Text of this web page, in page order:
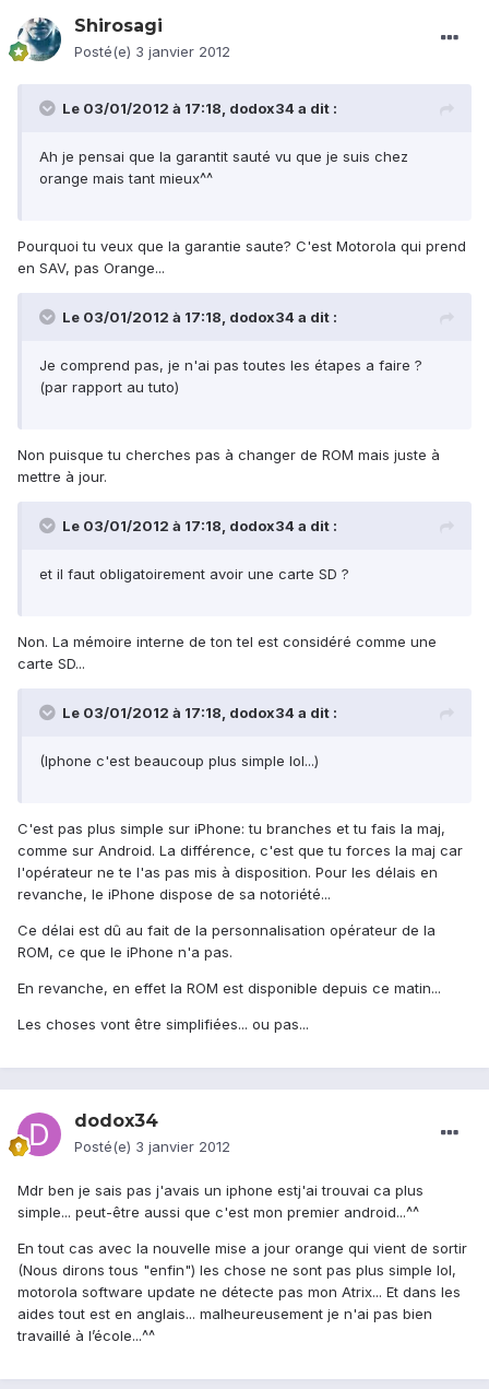
Shirosagi
Posté(e) 3 janvier 2012
Le 03/01/2012 à 17:18, dodox34 a dit :
Ah je pensai que la garantit sauté vu que je suis chez
orange mais tant mieux^^
Pourquoi tu veux que la garantie saute? C'est Motorola qui prend
en SAV, pas Orange...
Le 03/01/2012 à 17:18, dodox34 a dit :
Je comprend pas, je n'ai pas toutes les étapes a faire ?
(par rapport au tuto)
Non puisque tu cherches pas à changer de ROM mais juste à
mettre à jour.
Le 03/01/2012 à 17:18, dodox34 a dit :
et il faut obligatoirement avoir une carte SD ?
Non. La mémoire interne de ton tel est considéré comme une
carte SD...
Le 03/01/2012 à 17:18, dodox34 a dit :
(Iphone c'est beaucoup plus simple lol...)
C'est pas plus simple sur iPhone: tu branches et tu fais la maj,
comme sur Android. La différence, c'est que tu forces la maj car
l'opérateur ne te l'as pas mis à disposition. Pour les délais en
revanche, le iPhone dispose de sa notoriété...
Ce délai est dû au fait de la personnalisation opérateur de la
ROM, ce que le iPhone n'a pas.
En revanche, en effet la ROM est disponible depuis ce matin...
Les choses vont être simplifiées... ou pas...
dodox34
Posté(e) 3 janvier 2012
Mdr ben je sais pas j'avais un iphone estj'ai trouvai ca plus
simple... peut-être aussi que c'est mon premier android...^^
En tout cas avec la nouvelle mise a jour orange qui vient de sortir
(Nous dirons tous "enfin") les chose ne sont pas plus simple lol,
motorola software update ne détecte pas mon Atrix... Et dans les
aides tout est en anglais... malheureusement je n'ai pas bien
travaillé à l’école...^^